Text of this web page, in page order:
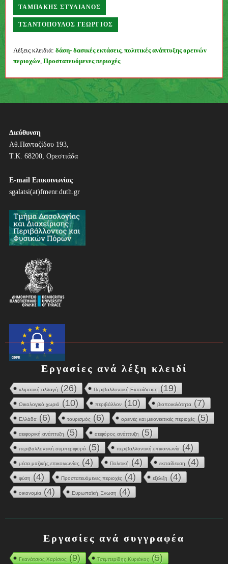
ΤΑΜΠΆΚΗΣ ΣΤΥΛΙΑΝΌΣ
ΤΣΑΝΤΌΠΟΥΛΟΣ ΓΕΏΡΓΙΟΣ
Συγγραφέας
Λέξεις κλειδιά: δάση- δασικές εκτάσεις, πολιτικές ανάπτυξης ορεινών
περιοχών, Προστατευόμενες περιοχές
Π
λ
ή
γ
σ
ά
ρ
ν
Διεύθυνση
Αθ.Πανταζίδου 193,
Τ.Κ. 68200, Ορεστιάδα
E-mail Επικοινωνίας
sgalatsi(at)fmenr.duth.gr
Εργασίες ανά λέξη κλειδί
κλιματική αλλαγή (26) Περιβαλλοντική Εκπαίδευση (19)
Οικολογικό χωριό (10) περιβάλλον (10) βιοποικιλότητα (7)
Ελλάδα (6) τουρισμός (6) ορεινές και μειονεκτικές περιοχές (5)
αειφορική ανάπτυξη (5) αειφόρος ανάπτυξη (5)
περιβαλλοντική συμπεριφορά (5) περιβαλλοντική επικοινωνία (4)
μέσα μαζικής επικοινωνίας (4) Πολιτική (4) εκπαίδευση (4)
φύση (4) Προστατευόμενες περιοχές (4) εξέλιξη (4)
οικονομία (4) Ευρωπαϊκή Ένωση (4)
Εργασίες ανά συγγραφέα
Γκανάτσιος Χαρίσιος(9) Τσεμπερίδης Κυριάκος(5)